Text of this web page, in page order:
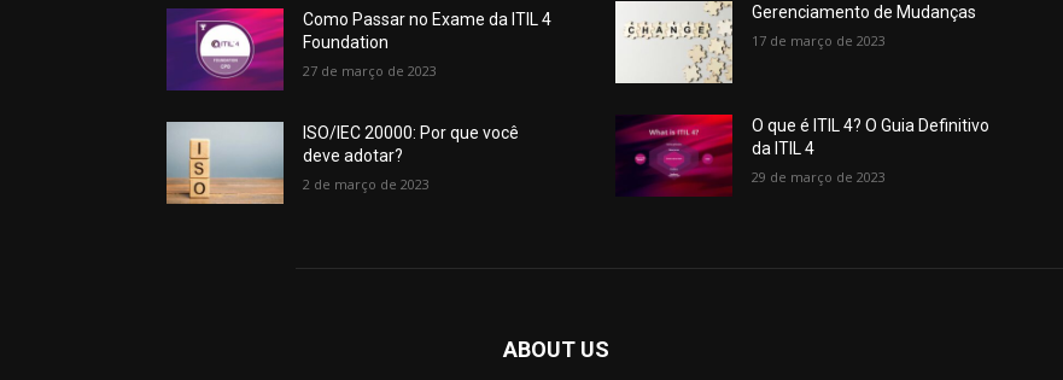
Como Passar no Exame da ITIL 4
Foundation
27 de março de 2023
ISO/IEC 20000: Por que você
deve adotar?
2 de março de 2023
Gerenciamento de Mudanças
17 de março de 2023
O que é ITIL 4? O Guia Definitivo
da ITIL 4
29 de março de 2023
ABOUT US